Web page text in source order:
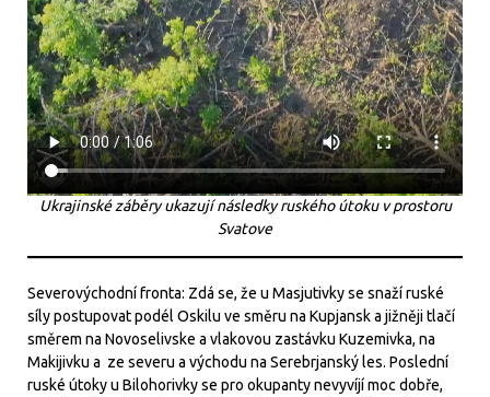
Ukrajinské záběry ukazují následky ruského útoku v prostoru
Svatove
Severovýchodní fronta: Zdá se, že u Masjutivky se snaží ruské
síly postupovat podél Oskilu ve směru na Kupjansk a jižněji tlačí
směrem na Novoselivske a vlakovou zastávku Kuzemivka, na
Makijivku a ze severu a východu na Serebrjanský les. Poslední
ruské útoky u Bilohorivky se pro okupanty nevyvíjí moc dobře,